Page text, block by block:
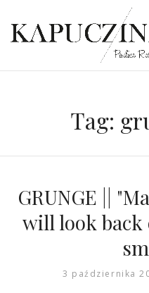
Tag:
GRUNGE ||
will look back
3 października